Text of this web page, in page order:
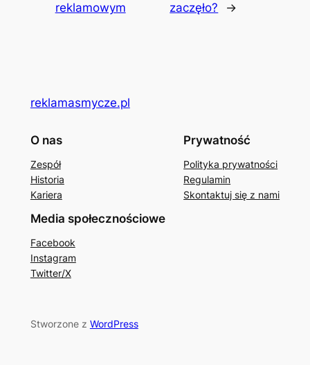
reklamowym
zaczęło?
→
reklamasmycze.pl
O nas
Zespół
Historia
Kariera
Prywatność
Polityka prywatności
Regulamin
Skontaktuj się z nami
Media społecznościowe
Facebook
Instagram
Twitter/X
Stworzone z WordPress